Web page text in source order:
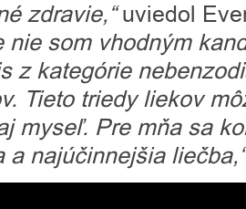
zdravie,“uviedol
nie som vhodným
z kategórie
Tieto triedy liekov
myseľ. Pre mňa sa
a najúčinnejšia liečba,“